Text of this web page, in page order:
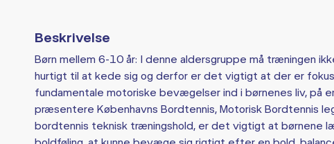
Beskrivelse
Børn mellem 6-10 år: I denne aldersgruppe må træningen
hurtigt til at kede sig og derfor er det vigtigt at der er
fundamentale motoriske bevægelser ind i børnenes liv, på
præsentere Københavns Bordtennis, Motorisk Bordtennis
bordtennis teknisk træningshold, er det vigtigt at børnene